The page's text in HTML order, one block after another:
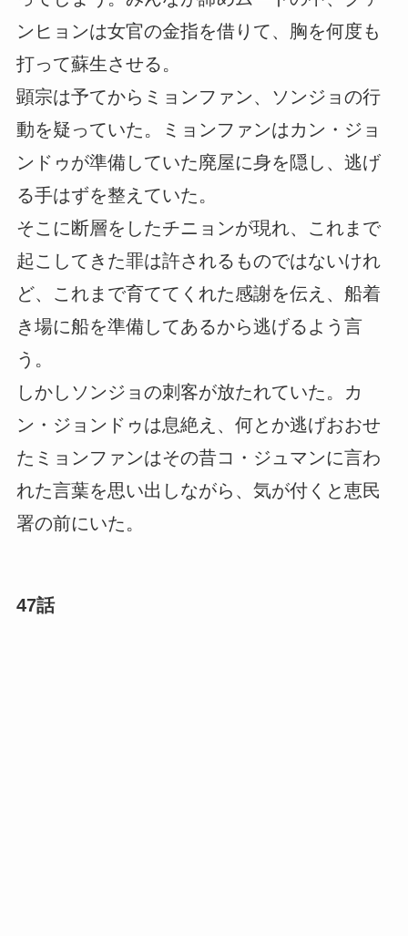
ンヒョンは女官の金指を借りて、胸を何度も
打って蘇生させる。
顕宗は予てからミョンファン、ソンジョの行
動を疑っていた。ミョンファンはカン・ジョ
ンドゥが準備していた廃屋に身を隠し、逃げ
る手はずを整えていた。
そこに断層をしたチニョンが現れ、これまで
起こしてきた罪は許されるものではないけれ
ど、これまで育ててくれた感謝を伝え、船着
き場に船を準備してあるから逃げるよう言
う。
しかしソンジョの刺客が放たれていた。カ
ン・ジョンドゥは息絶え、何とか逃げおおせ
たミョンファンはその昔コ・ジュマンに言わ
れた言葉を思い出しながら、気が付くと恵民
署の前にいた。
47話